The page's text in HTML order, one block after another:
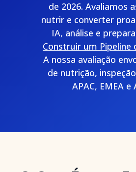
de 2026. Avaliamos
nutrir e converter
IA, análise e
Construir um Pipeline
A nossa avaliação
de nutrição,
APAC, EMEA